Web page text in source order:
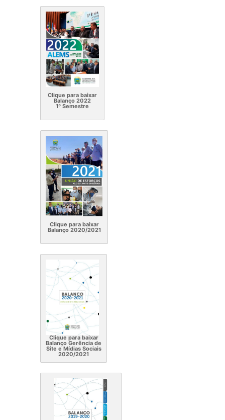
Clique para baixar
Balanço 2022
1º Semestre
Clique para baixar
Balanço 2020/2021
Clique para baixar
Balanço Gerência de
Site e Mídias Sociais
2020/2021